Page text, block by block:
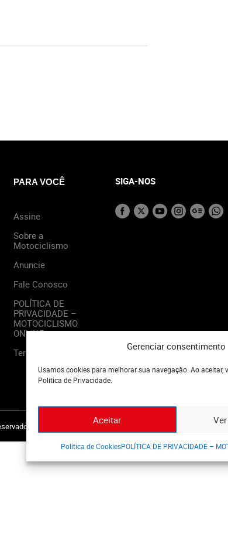
Gerenciar consentimento
Usamos cookies para melhorar sua navegação. Ao aceitar,
Política de Privacidade.
Aceitar
Política de CookiesPOLÍTICA DE PRIVACIDADE –
PARA VOCÊ
Assine
Sobre a
Motociclismo
Anuncie
Fale Conosco
POLÍTICA DE
PRIVACIDADE –
MOTOCICLISMO
ONLINE
Termos de Uso
SIGA-NOS